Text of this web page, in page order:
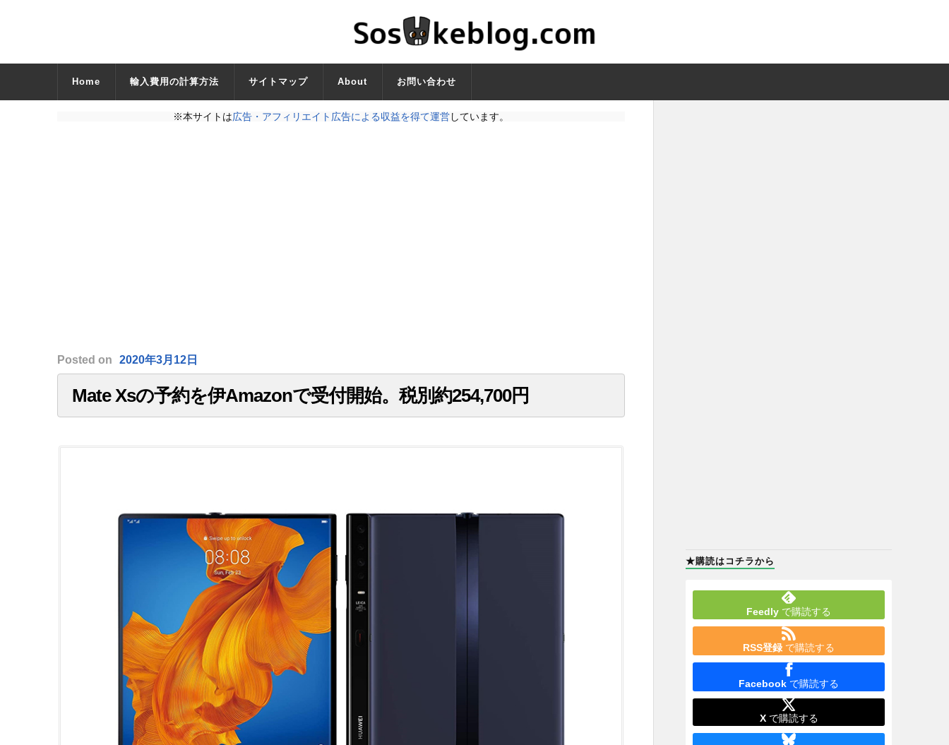
Home 輸入費用の計算方法 サイトマップ About お問い合わせ
※本サイトは広告・アフィリエイト広告による収益を得て運営しています。
Posted on 2020年3月12日
Mate Xsの予約を伊Amazonで受付開始。税別約254,700円
★購読はコチラから
Feedly で購読する
RSS登録 で購読する
Facebook で購読する
Xで購読する